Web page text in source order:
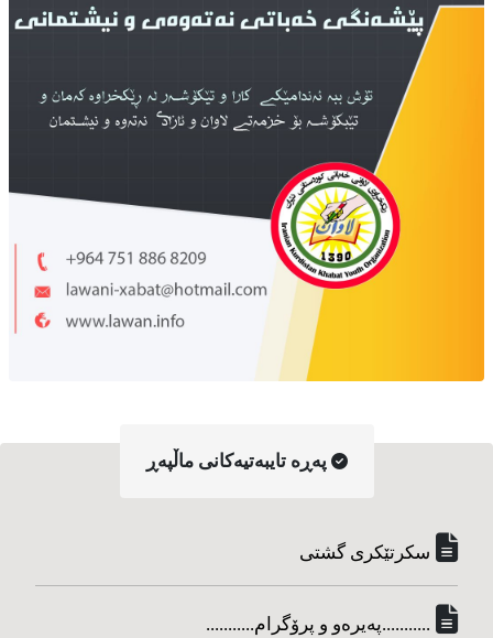
په‌ڕه‌ تایبه‌تیه‌کانی ماڵپه‌ڕ
سکرتێکری گشتی
...........په‌یره‌و و پرۆگرام...........